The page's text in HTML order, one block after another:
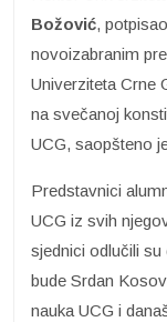
Božović,
novoizabranim
Univerziteta Crne
na svečanoj
UCG, saopšteno
Predstavnici
UCG iz svih
sjednici odlučili su
bude Srdan
nauka UCG i